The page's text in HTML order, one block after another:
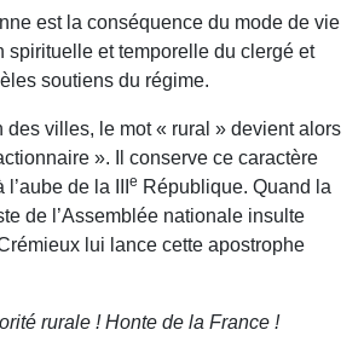
est la conséquence du mode de vie
spirituelle et temporelle du clergé et
soutiens du régime.
des villes, le mot « rural » devient alors
». Il conserve ce caractère
de la III
e République. Quand la
de l’Assemblée nationale insulte
lui lance cette apostrophe
rurale ! Honte de la France !